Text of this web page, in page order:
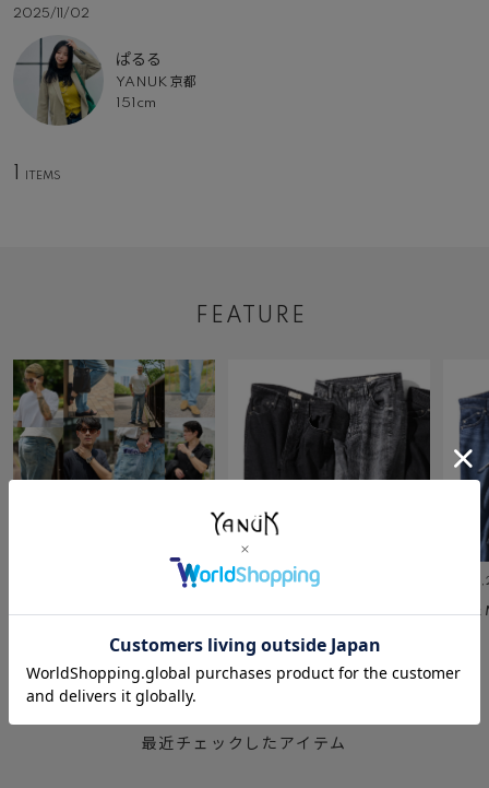
2025/11/02
ぱるる
YANUK 京都
151cm
FEATURE
DENIM SNAP
July 23 ,2026
BLACK&GRAY DENIM
July 2
Relax
RECENTLY CHECKED
最近チェックしたアイテム